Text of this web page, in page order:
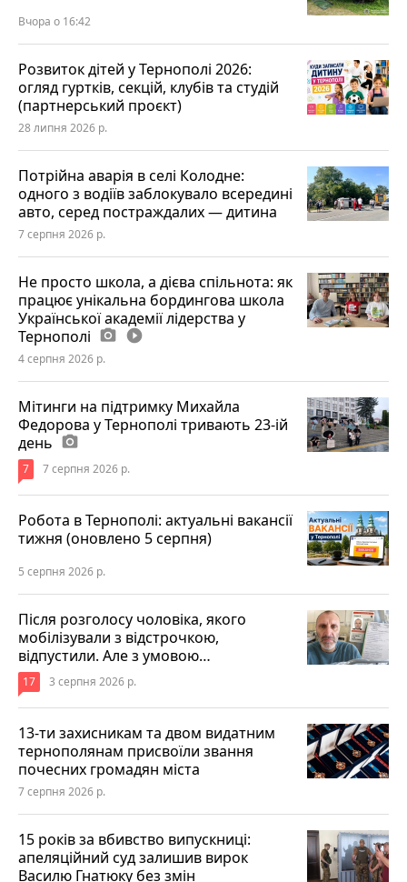
Вчора о 16:42
Розвиток дітей у Тернополі 2026:
огляд гуртків, секцій, клубів та студій
(партнерський проєкт)
28 липня 2026 р.
Потрійна аварія в селі Колодне:
одного з водіїв заблокувало всередині
авто, серед постраждалих — дитина
7 серпня 2026 р.
Не просто школа, а дієва спільнота: як
працює унікальна бордингова школа
Української академії лідерства у
Тернополі photo_camera play_circle_filled
4 серпня 2026 р.
Мітинги на підтримку Михайла
Федорова у Тернополі тривають 23-ій
день photo_camera
7 7 серпня 2026 р.
Робота в Тернополі: актуальні вакансії
тижня (оновлено 5 серпня)
5 серпня 2026 р.
Після розголосу чоловіка, якого
мобілізували з відстрочкою,
відпустили. Але з умовою…
17 3 серпня 2026 р.
13-ти захисникам та двом видатним
тернополянам присвоїли звання
почесних громадян міста
7 серпня 2026 р.
15 років за вбивство випускниці:
апеляційний суд залишив вирок
Василю Гнатюку без змін